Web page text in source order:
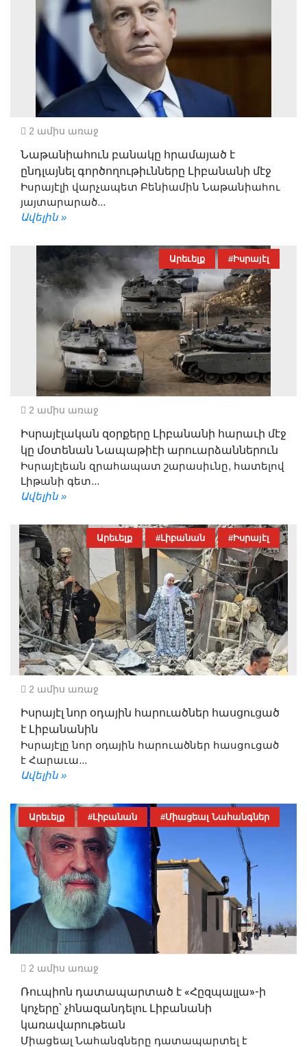
2 ամիս առաջ
Նաթանիահուն բանակը հրամայած է
ընդլայնել գործողութիւնները Լիբանանի մէջ
Իսրայէլի վարչապետ Բենիամին Նաթանիահու
յայտարարած...
Ավելին »
Արեւելք #Իսրայէլ
2 ամիս առաջ
Իսրայէլական զօրքերը Լիբանանի հարաւի մէջ
կը մօտենան Նապաթիէի արուարձաններուն
Իսրայէլեան զրահապատ շարասիւնը, հատելով
Լիթանի գետ...
Ավելին »
Արեւելք #Լիբանան #Իսրայէլ
2 ամիս առաջ
Իսրայէլ նոր օդային հարուածներ հասցուցած
է Լիբանանին
Իսրայէլը նոր օդային հարուածներ հասցուցած
է Հարաւա...
Ավելին »
Արեւելք #Լիբանան #Միացեալ Նահանգներ
2 ամիս առաջ
Ռուպիոն դատապարտած է «Հըզպալլա»-ի
կոչերը՝ չհնազանդելու Լիբանանի
կառավարութեան
Միացեալ Նահանգները դատապարտել է